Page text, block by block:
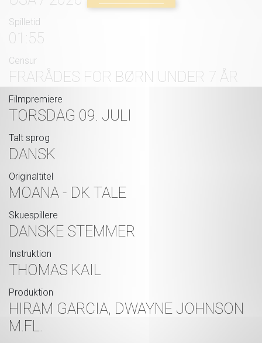
Spilletid
01:55
Censur
FRARÅDES FOR BØRN UNDER 7 ÅR
Filmpremiere
TORSDAG 09. JULI
Talt sprog
DANSK
Originaltitel
MOANA - DK TALE
Skuespillere
DANSKE STEMMER
Instruktion
THOMAS KAIL
Produktion
HIRAM GARCIA, DWAYNE JOHNSON
M.FL.